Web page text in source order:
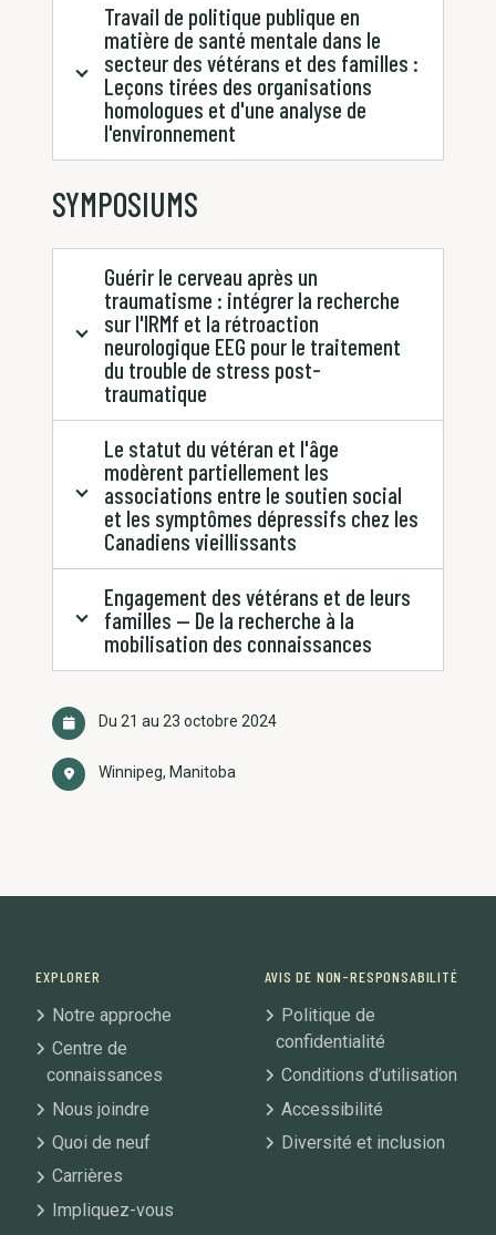
Travail de politique publique en
matière de santé mentale dans le
secteur des vétérans et des familles :
Leçons tirées des organisations
homologues et d'une analyse de
l'environnement
SYMPOSIUMS
Guérir le cerveau après un
traumatisme : intégrer la recherche
sur l'IRMf et la rétroaction
neurologique EEG pour le traitement
du trouble de stress post-
traumatique
Le statut du vétéran et l'âge
modèrent partiellement les
associations entre le soutien social
et les symptômes dépressifs chez les
Canadiens vieillissants
Engagement des vétérans et de leurs
familles — De la recherche à la
mobilisation des connaissances
Du 21 au 23 octobre 2024
Winnipeg, Manitoba
EXPLORER
Notre approche
Centre de
connaissances
Nous joindre
Quoi de neuf
Carrières
Impliquez-vous
AVIS DE NON-RESPONSABILITÉ
Politique de
confidentialité
Conditions d’utilisation
Accessibilité
Diversité et inclusion